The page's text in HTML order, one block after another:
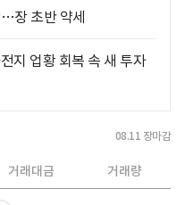
장 초반 약세
지 업황 회복 속 새 투자
08.11 장마감
거래대금 거래량